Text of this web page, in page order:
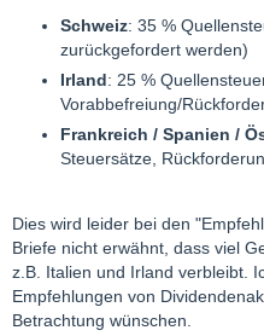
Schweiz: 35 %
zurückgefordert werden)
Irland: 25 %
Vorabbefreiung/
Frankreich / Spanien /
Steuersätze,
Dies wird leider bei den
Briefe nicht erwähnt, dass viel
z.B. Italien und Irland verbleibt.
Empfehlungen von
Betrachtung wünschen.